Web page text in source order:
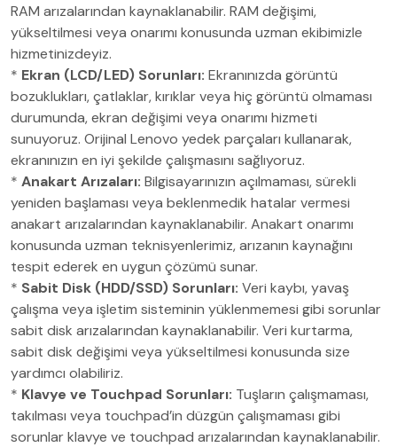
RAM arızalarından kaynaklanabilir. RAM değişimi,
yükseltilmesi veya onarımı konusunda uzman ekibimizle
hizmetinizdeyiz.
* Ekran (LCD/LED) Sorunları: Ekranınızda görüntü
bozuklukları, çatlaklar, kırıklar veya hiç görüntü olmaması
durumunda, ekran değişimi veya onarımı hizmeti
sunuyoruz. Orijinal Lenovo yedek parçaları kullanarak,
ekranınızın en iyi şekilde çalışmasını sağlıyoruz.
* Anakart Arızaları: Bilgisayarınızın açılmaması, sürekli
yeniden başlaması veya beklenmedik hatalar vermesi
anakart arızalarından kaynaklanabilir. Anakart onarımı
konusunda uzman teknisyenlerimiz, arızanın kaynağını
tespit ederek en uygun çözümü sunar.
* Sabit Disk (HDD/SSD) Sorunları: Veri kaybı, yavaş
çalışma veya işletim sisteminin yüklenmemesi gibi sorunlar
sabit disk arızalarından kaynaklanabilir. Veri kurtarma,
sabit disk değişimi veya yükseltilmesi konusunda size
yardımcı olabiliriz.
* Klavye ve Touchpad Sorunları: Tuşların çalışmaması,
takılması veya touchpad’in düzgün çalışmaması gibi
sorunlar klavye ve touchpad arızalarından kaynaklanabilir.